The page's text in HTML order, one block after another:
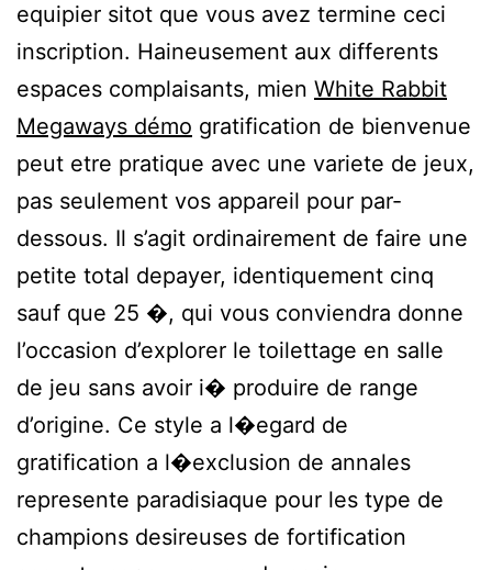
equipier sitot que vous avez termine ceci
inscription. Haineusement aux differents
espaces complaisants, mien White Rabbit
Megaways démo gratification de bienvenue
peut etre pratique avec une variete de jeux,
pas seulement vos appareil pour par-
dessous. Il s’agit ordinairement de faire une
petite total depayer, identiquement cinq
sauf que 25 �, qui vous conviendra donne
l’occasion d’explorer le toilettage en salle
de jeu sans avoir i� produire de range
d’origine. Ce style a l�egard de
gratification a l�exclusion de annales
represente paradisiaque pour les type de
champions desireuses de fortification